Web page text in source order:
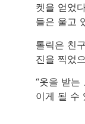
켓을 얻었
들은 울고
톨릭은 친
진을 찍었
“옷을 받는
이게 될 수